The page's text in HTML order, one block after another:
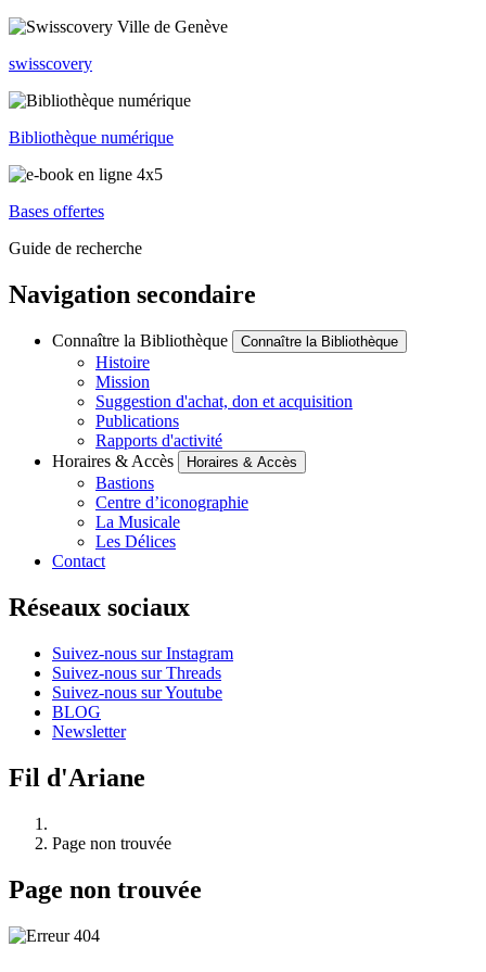
swisscovery
Bibliothèque numérique
Bases offertes
Guide de recherche
Navigation secondaire
Connaître la Bibliothèque Connaître la Bibliothèque
Histoire
Mission
Suggestion d'achat, don et acquisition
Publications
Rapports d'activité
Horaires & Accès
Horaires & Accès
Bastions
Centre d’iconographie
La Musicale
Les Délices
Contact
Réseaux sociaux
Suivez-nous sur Instagram
Suivez-nous sur Threads
Suivez-nous sur Youtube
BLOG
Newsletter
Fil d'Ariane
Page non trouvée
Page non trouvée